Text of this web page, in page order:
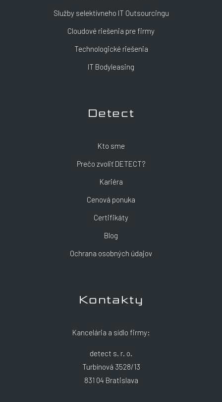
Služby selektívneho IT Outsourcingu
Cloudové riešenia pre firmy
Technologické riešenia
IT Bodyleasing
Detect
Kto sme
Prečo zvoliť DETECT?
Kariéra
Cenová ponuka
Certifikáty
Blog
Ochrana osobných údajov
Kontakty
Kancelária a sídlo firmy:
detect s. r. o.
Turbínová 3528/13
831 04 Bratislava